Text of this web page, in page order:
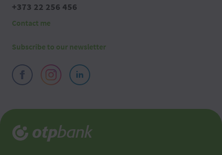
+373 22 256 456
Contact me
Subscribe to our newsletter